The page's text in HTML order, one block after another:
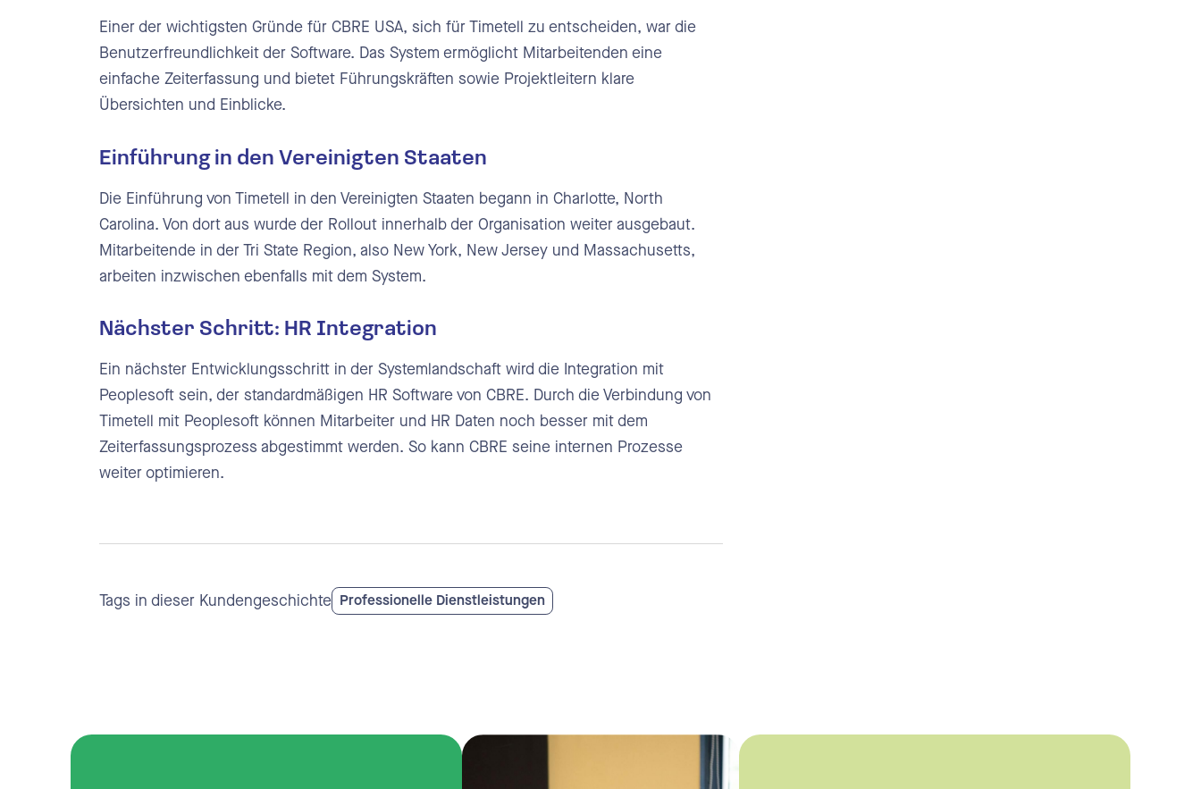
Einer der wichtigsten Gründe für CBRE USA, sich für Timetell zu entscheiden, war die
Benutzerfreundlichkeit der Software. Das System ermöglicht Mitarbeitenden eine
einfache Zeiterfassung und bietet Führungskräften sowie Projektleitern klare
Übersichten und Einblicke.
Einführung in den Vereinigten Staaten
Die Einführung von Timetell in den Vereinigten Staaten begann in Charlotte, North
Carolina. Von dort aus wurde der Rollout innerhalb der Organisation weiter ausgebaut.
Mitarbeitende in der Tri State Region, also New York, New Jersey und Massachusetts,
arbeiten inzwischen ebenfalls mit dem System.
Nächster Schritt: HR Integration
Ein nächster Entwicklungsschritt in der Systemlandschaft wird die Integration mit
Peoplesoft sein, der standardmäßigen HR Software von CBRE. Durch die Verbindung von
Timetell mit Peoplesoft können Mitarbeiter und HR Daten noch besser mit dem
Zeiterfassungsprozess abgestimmt werden. So kann CBRE seine internen Prozesse
weiter optimieren.
Tags in dieser Kundengeschichte Professionelle Dienstleistungen